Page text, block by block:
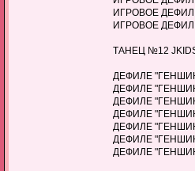
ИГРОВОЕ
ИГРОВОЕ
ТАНЕЦ №12 JKIDS
ДЕФИЛЕ "ГЕНШИН
ДЕФИЛЕ "ГЕНШИН
ДЕФИЛЕ "ГЕНШИН
ДЕФИЛЕ
ДЕФИЛЕ
ДЕФИЛЕ "ГЕНШИН
ДЕФИЛЕ "ГЕНШИН